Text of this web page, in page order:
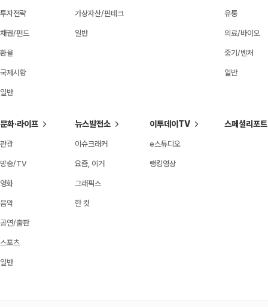
투자전략
채권/펀드
환율
국제시황
일반
가상자산/핀테크
일반
유통
의료/바이오
중기/벤처
일반
문화·라이프
관광
방송/TV
영화
음악
공연/출판
스포츠
일반
뉴스발전소
이슈크래커
요즘, 이거
그래픽스
한 컷
이투데이TV
e스튜디오
랭킹영상
스페셜리포트